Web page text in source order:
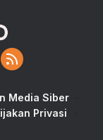
Media Siber
Privasi